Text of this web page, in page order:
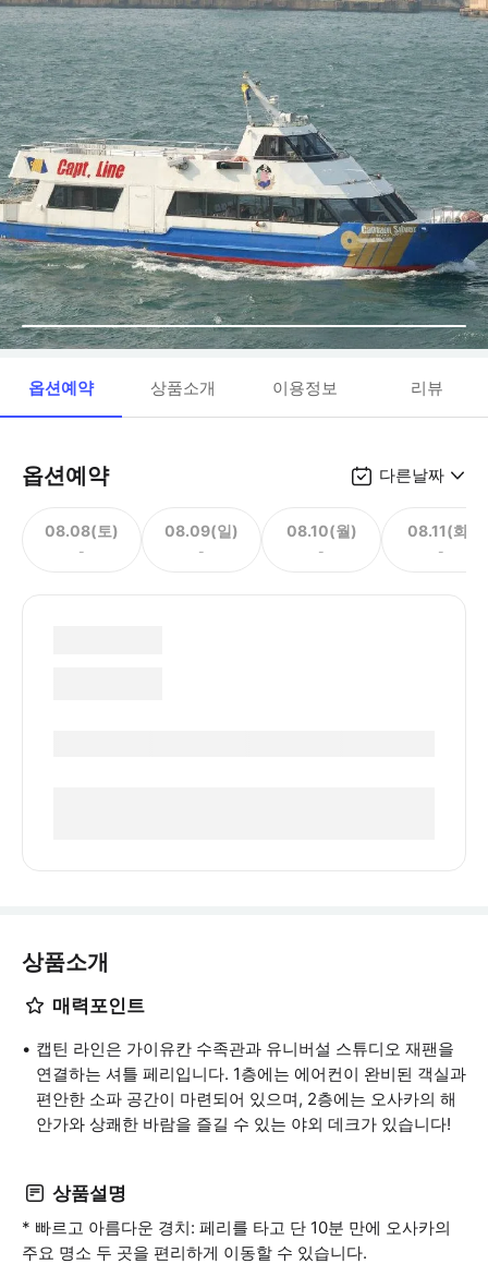
옵션예약 상품소개 이용정보 리뷰
옵션예약 다른날짜
08.08(토)
-
08.09(일)
-
08.10(월)
-
08.11(화)
-
상품소개
매력포인트
캡틴 라인은 가이유칸 수족관과 유니버설 스튜디오 재팬을
연결하는 셔틀 페리입니다. 1층에는 에어컨이 완비된 객실과
편안한 소파 공간이 마련되어 있으며, 2층에는 오사카의 해
안가와 상쾌한 바람을 즐길 수 있는 야외 데크가 있습니다!
상품설명
* 빠르고 아름다운 경치: 페리를 타고 단 10분 만에 오사카의
주요 명소 두 곳을 편리하게 이동할 수 있습니다.